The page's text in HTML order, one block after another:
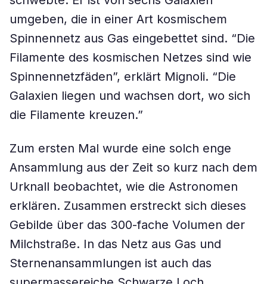
umgeben, die in einer Art kosmischem
Spinnennetz aus Gas eingebettet sind. “Die
Filamente des kosmischen Netzes sind wie
Spinnennetzfäden”, erklärt Mignoli. “Die
Galaxien liegen und wachsen dort, wo sich
die Filamente kreuzen.”
Zum ersten Mal wurde eine solch enge
Ansammlung aus der Zeit so kurz nach dem
Urknall beobachtet, wie die Astronomen
erklären. Zusammen erstreckt sich dieses
Gebilde über das 300-fache Volumen der
Milchstraße. In das Netz aus Gas und
Sternenansammlungen ist auch das